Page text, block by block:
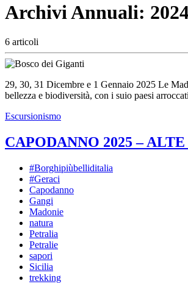
Archivi Annuali:
6 articoli
29, 30, 31 Dicembre e 1 Gennaio 2025 Le
bellezza e biodiversità, con i suio paesi
Escursionismo
CAPODANNO 2025 –
#Borghipiùbelliditalia
#Geraci
Capodanno
Gangi
Madonie
natura
Petralia
Petralie
sapori
Sicilia
trekking